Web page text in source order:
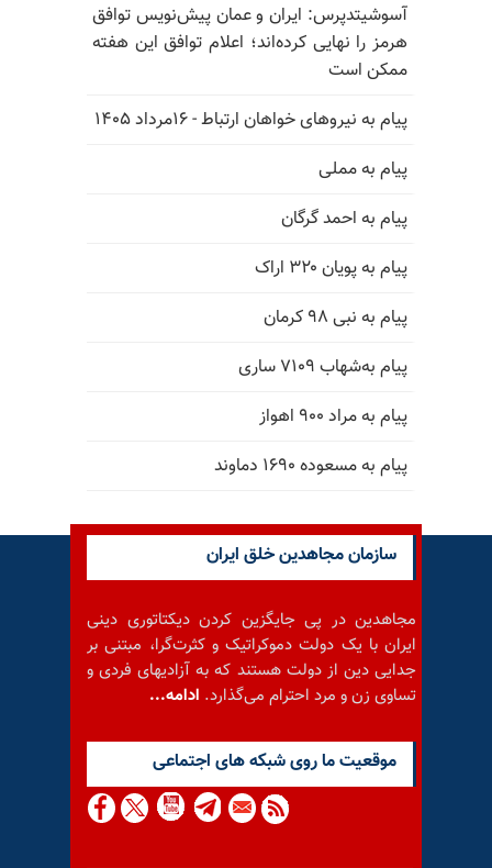
آسوشیتدپرس: ایران و عمان پیش‌نویس توافق
هرمز را نهایی کرده‌اند؛ اعلام توافق این هفته
ممکن است
پیام به نیروهای خواهان ارتباط - ۱۶مرداد ۱۴۰۵
پیام به مملی
پیام به احمد گرگان
پیام به پویان ۳۲۰ اراک
پیام به نبی ۹۸ کرمان
پیام به‌شهاب ۷۱۰۹ ساری
پیام به مراد ۹۰۰ اهواز
پیام به مسعوده ۱۶۹۰ دماوند
سازمان مجاهدین خلق ایران
مجاهدین در پی جایگزین کردن دیکتاتوری دینی
ایران با یک دولت دموکراتیک و کثرت‌گرا، مبتنی بر
جدایی دین از دولت هستند که به آزادیهای فردی و
تساوی زن و مرد احترام می‌گذارد. ادامه...
موقعيت ما روى شبكه هاى اجتماعى